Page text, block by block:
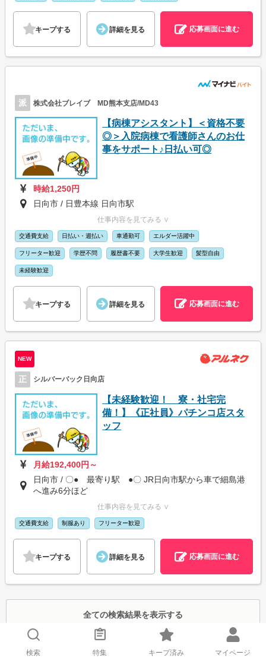
キープする 詳細を見る 応募画面に進む
派 株式会社ブレイブ MD熊本支店/MD43
【病棟アシスタント】＜資格不要
◎＞入院病棟で看護師さんのお仕
事をサポート♪日払い可◎
時給1,250円
日向市 / 日豊本線 日向市駅
仕事内容を見てみる ∨
交通費支給 日払い・週払い 車通勤可 エルダー活躍中
フリーター歓迎 学歴不問 履歴書不要 大学生歓迎 髪型自由
未経験歓迎
キープする 詳細を見る 応募画面に進む
NEW
正 シルバーバック日向店
【未経験歓迎！ 寮・社宅完
備！】《正社員》パチンコ店スタ
ッフ
月給192,400円～
日向市 / 〇● 最寄り駅 ●〇 JR日向市駅から車で細島港
へ進み6分ほど
仕事内容を見てみる ∨
交通費支給 制服あり フリーター歓迎
キープする 詳細を見る 応募画面に進む
全ての検索結果を表示する
エリア/駅 日向市駅
検索 特集 キープ済み マイページ